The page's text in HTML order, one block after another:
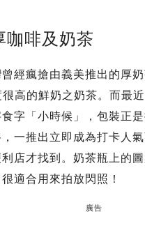
咖啡及奶茶
經瘋搶由義美推出的厚
高的鮮奶之奶茶。而最
字「小時候」，包裝正
一推出立即成為打卡人
店才找到。奶茶瓶上的
適合用來拍放閃照！
廣告